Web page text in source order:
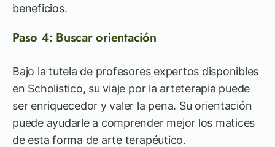
beneficios.
Paso 4: Buscar orientación
Bajo la tutela de profesores expertos disponibles
en Scholistico, su viaje por la arteterapia puede
ser enriquecedor y valer la pena. Su orientación
puede ayudarle a comprender mejor los matices
de esta forma de arte terapéutico.